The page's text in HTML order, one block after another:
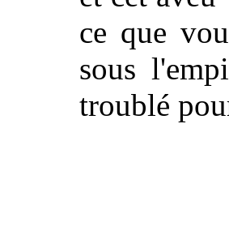
ce que
sous
troublé